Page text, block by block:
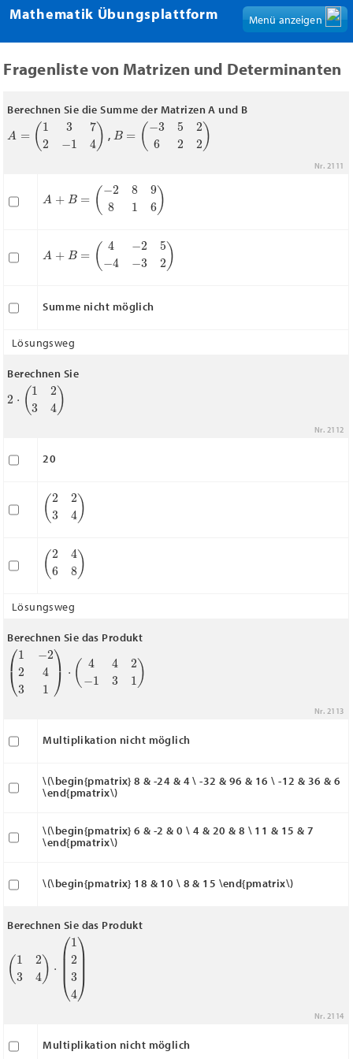
Mathematik Übungsplattform Menü anzeigen
Fragenliste von Matrizen und Determinanten
Berechnen Sie die Summe der Matrizen A und B
A 137 1 , B= 3526 22
Nr. 2111
A =( 8981 )
A =( 25− 32)
Summe nicht möglich
Lösungsweg
Berechnen Sie
2 12 4)
Nr. 2112
20
(22 4)
(24 8)
Lösungsweg
Berechnen Sie das Produkt
(1− 4 1 (4 42 13 )
Nr. 2113
Multiplikation nicht möglich
\(\begin{pmatrix} 8 & -24 & 4\ -32 & 96 & 16\ -12 & 36 & 6
\end{pmatrix\)
\(\begin{pmatrix} 6 & -2 & 0 \ 4 & 20 & 8 \ 11 & 15 & 7
\end{pmatrix\)
\(\begin{pmatrix} 18 & 10 \ 8 & 15 \end{pmatrix\)
Berechnen Sie das Produkt
(12 4)⋅ 2 3 )
Nr. 2114
Multiplikation nicht möglich